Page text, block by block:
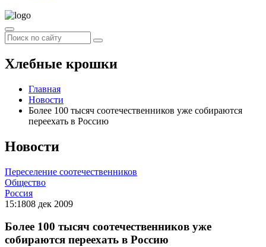
Хлебные крошки
Главная
Новости
Более 100 тысяч соотечественников уже собираются
переехать в Россию
Новости
Переселение соотечественников
Общество
Россия
15:1808 дек 2009
Более 100 тысяч соотечественников уже
собираются переехать в Россию